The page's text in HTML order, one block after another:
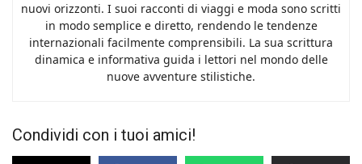
nuovi orizzonti. I suoi racconti di viaggi e moda sono scritti
in modo semplice e diretto, rendendo le tendenze
internazionali facilmente comprensibili. La sua scrittura
dinamica e informativa guida i lettori nel mondo delle
nuove avventure stilistiche.
Condividi con i tuoi amici!